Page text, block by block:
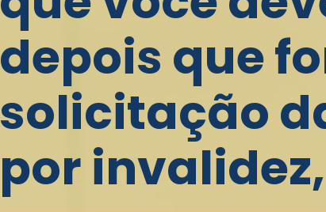
depois que
solicitação
por